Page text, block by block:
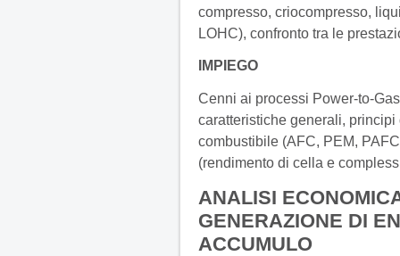
compresso, criocompresso,
LOHC), confronto tra le
IMPIEGO
Cenni ai processi Power-to-
caratteristiche generali,
combustibile (AFC, PEM,
(rendimento di cella e
ANALISI
GENERAZIONE DI
ACCUMULO